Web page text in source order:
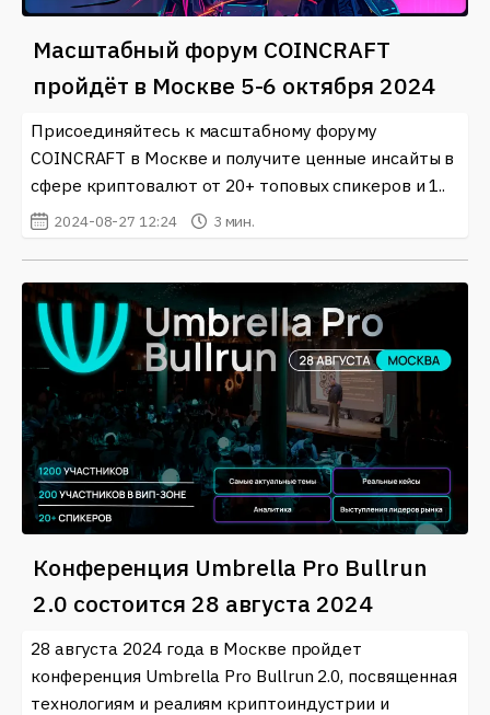
Масштабный форум COINCRAFT
пройдёт в Москве 5-6 октября 2024
Присоединяйтесь к масштабному форуму
COINCRAFT в Москве и получите ценные инсайты в
сфере криптовалют от 20+ топовых спикеров и 1..
2024-08-27 12:24 3 мин.
Конференция Umbrella Pro Bullrun
2.0 состоится 28 августа 2024
28 августа 2024 года в Москве пройдет
конференция Umbrella Pro Bullrun 2.0, посвященная
технологиям и реалиям криптоиндустрии и